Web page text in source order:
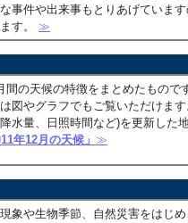
事件や出来事もとりあげていま
す。 ≫
間の天候の特徴をまとめたもので
図やグラフでもご覧いただけま
水量、日照時間など)を更新した
年12月の天候」 ≫
象や生物季節、自然災害をはじ